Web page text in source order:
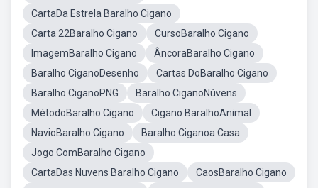
CartaDa Estrela Baralho Cigano
Carta 22Baralho Cigano
CursoBaralho Cigano
ImagemBaralho Cigano
ÂncoraBaralho Cigano
Baralho CiganoDesenho
Cartas DoBaralho Cigano
Baralho CiganoPNG
Baralho CiganoNúvens
MétodoBaralho Cigano
Cigano BaralhoAnimal
NavioBaralho Cigano
Baralho Ciganoa Casa
Jogo ComBaralho Cigano
CartaDas Nuvens Baralho Cigano
CaosBaralho Cigano